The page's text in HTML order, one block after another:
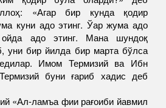
«Агар бир кунда қодир
куни адо этинг. Ўар жума адо
ойда адо этинг. Мана шундоқ
уни бир йилда бир марта бўлса
Имом Термизий ва Ибн
буни ғариб хадис деб
«Ал-ламъа фии рағоиби йавмил